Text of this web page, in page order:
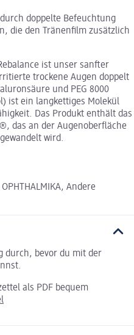
doppelte Befeuchtung
die den Tränenfilm zusätzlich
ist unser sanfter
trockene Augen doppelt
und PEG 8000
ist ein langkettiges Molekül
Das Produkt enthält das
das an der Augenoberfläche
wird.
Andere
durch, bevor du mit der
als PDF bequem